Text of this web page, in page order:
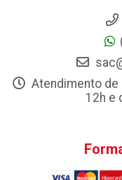
Atendimento de
12h e